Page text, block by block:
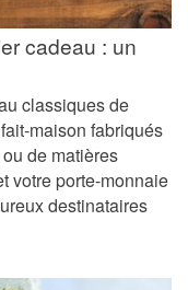
cadeau : un
classiques de
maison fabriqués
de matières
votre porte-monnaie
destinataires